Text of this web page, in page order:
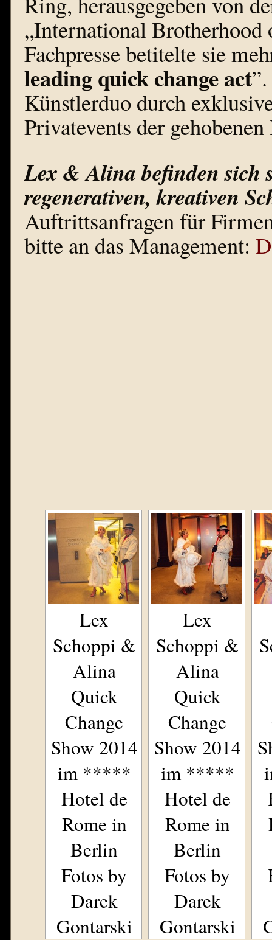
„International
Fachpresse betitelte sie
leading quick change act
Künstlerduo durch
Privatevents der
Lex & Alina befinden sich
regenerativen, kreativen
Auftrittsanfragen für
bitte an das Management:
Lex
Schoppi &
Alina
Quick
Change
Show 2014
im *****
Hotel de
Rome in
Berlin
Fotos by
Darek
Gontarski
Lex
Schoppi &
Alina
Quick
Change
Show 2014
im *****
Hotel de
Rome in
Berlin
Fotos by
Darek
Gontarski